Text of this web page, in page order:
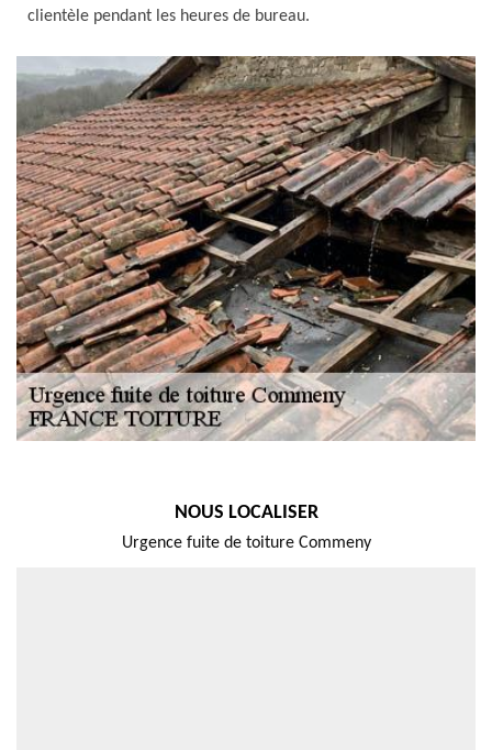
clientèle pendant les heures de bureau.
NOUS LOCALISER
Urgence fuite de toiture Commeny